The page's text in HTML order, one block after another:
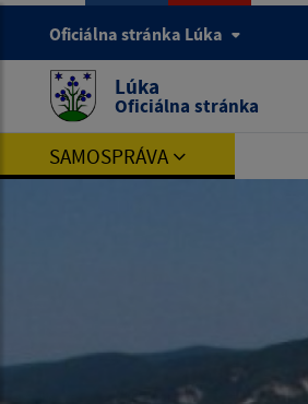
Oficiálna stránka Lúka
Lúka
Oficiálna stránka
SAMOSPRÁVA